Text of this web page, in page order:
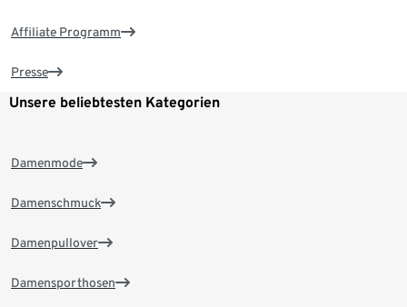
Affiliate Programm
Presse
Unsere beliebtesten Kategorien
Damenmode
Damenschmuck
Damenpullover
Damensporthosen